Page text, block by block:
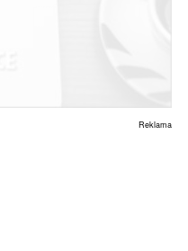
Reklama